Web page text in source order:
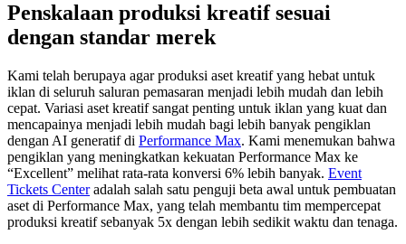
Penskalaan produksi kreatif sesuai
dengan standar merek
Kami telah berupaya agar produksi aset kreatif yang hebat untuk
iklan di seluruh saluran pemasaran menjadi lebih mudah dan lebih
cepat. Variasi aset kreatif sangat penting untuk iklan yang kuat dan
mencapainya menjadi lebih mudah bagi lebih banyak pengiklan
dengan AI generatif di Performance Max. Kami menemukan bahwa
pengiklan yang meningkatkan kekuatan Performance Max ke
“Excellent” melihat rata-rata konversi 6% lebih banyak. Event
Tickets Centeradalah salah satu penguji beta awal untuk pembuatan
aset di Performance Max, yang telah membantu tim mempercepat
produksi kreatif sebanyak 5x dengan lebih sedikit waktu dan tenaga.